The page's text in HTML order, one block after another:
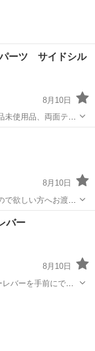
ツ サイドシル
8月10日
使用品、両面テー
で14000円ほどする
お譲りします。 品
8月10日
で欲しい方へお渡し
ントコートブラック
ってください。
バー
8月10日
バーを手前にでき